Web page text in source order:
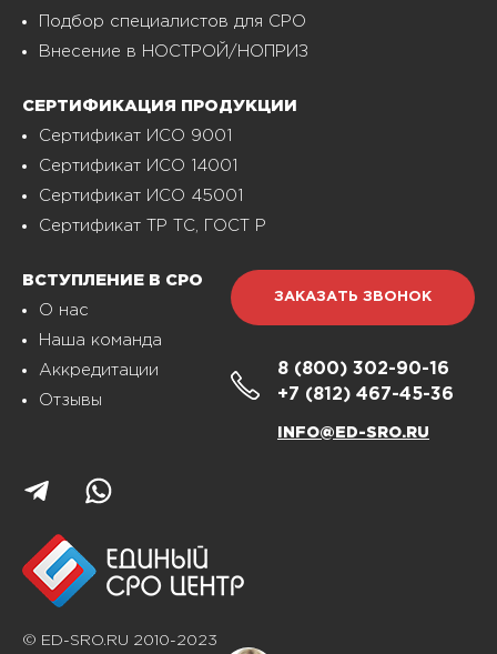
Подбор специалистов для СРО
Внесение в НОСТРОЙ/НОПРИЗ
СЕРТИФИКАЦИЯ ПРОДУКЦИИ
Сертификат ИСО 9001
Сертификат ИСО 14001
Сертификат ИСО 45001
Сертификат ТР ТС, ГОСТ Р
ВСТУПЛЕНИЕ В СРО
О нас
Наша команда
Аккредитации
Отзывы
ЗАКАЗАТЬ ЗВОНОК
8 (800) 302-90-16
+7 (812) 467-45-36
INFO@ED-SRO.RU
© ED-SRO.RU 2010-2023